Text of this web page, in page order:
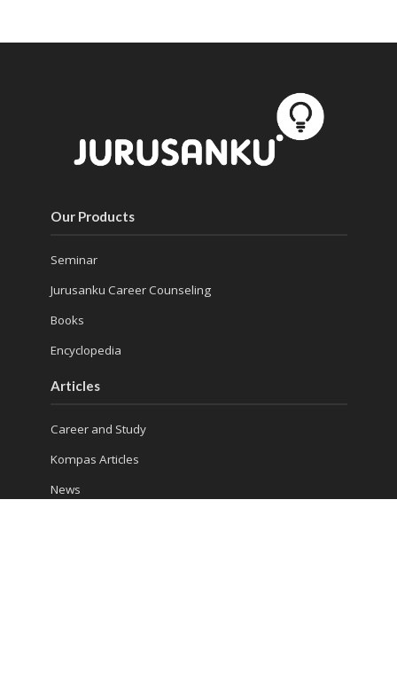
Our Products
Seminar
Jurusanku Career Counseling
Books
Encyclopedia
Articles
Career and Study
Kompas Articles
News